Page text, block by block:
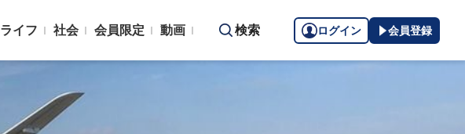
ライフ 社会 会員限定 動画 検索 ログイン 会員登録